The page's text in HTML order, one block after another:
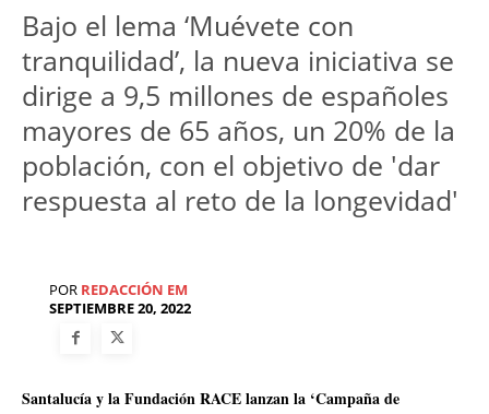
Bajo el lema ‘Muévete con
tranquilidad’, la nueva iniciativa se
dirige a 9,5 millones de españoles
mayores de 65 años, un 20% de la
población, con el objetivo de 'dar
respuesta al reto de la longevidad'
POR REDACCIÓN EM
SEPTIEMBRE 20, 2022
Santalucía y la Fundación RACE lanzan la ‘Campaña de